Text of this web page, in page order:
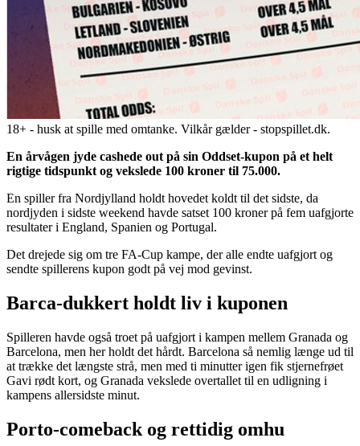
18+ - husk at spille med omtanke. Vilkår gælder - stopspillet.dk.
En årvågen jyde cashede out på sin Oddset-kupon på et helt
rigtige tidspunkt og vekslede 100 kroner til 75.000.
En spiller fra Nordjylland holdt hovedet koldt til det sidste, da
nordjyden i sidste weekend havde satset 100 kroner på fem uafgjorte
resultater i England, Spanien og Portugal.
Det drejede sig om tre FA-Cup kampe, der alle endte uafgjort og
sendte spillerens kupon godt på vej mod gevinst.
Barca-dukkert holdt liv i kuponen
Spilleren havde også troet på uafgjort i kampen mellem Granada og
Barcelona, men her holdt det hårdt. Barcelona så nemlig længe ud til
at trække det længste strå, men med ti minutter igen fik stjernefrøet
Gavi rødt kort, og Granada vekslede overtallet til en udligning i
kampens allersidste minut.
Porto-comeback og rettidig omhu